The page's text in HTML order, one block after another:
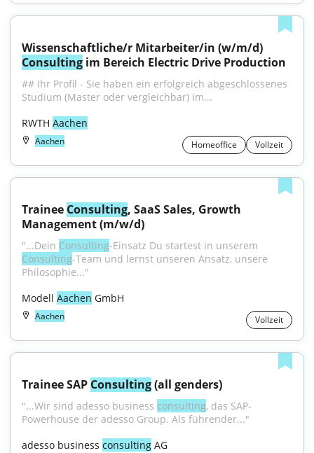
Consulting im Bereich Electric Drive Production
## Ihr Profil - Sie haben ein erfolgreich abgeschlossenes
Studium (Master oder vergleichbar) im...
RWTH Aachen
Aachen Homeoffice Vollzeit
Trainee Consulting, SaaS Sales, Growth
Management (m/w/d)
"...Dein Consulting
Consulting-Team und lernst unseren Ansatz, unsere
Philosophie..."
Modell Aachen GmbH
Aachen Vollzeit
Trainee SAP Consulting (all genders)
"...Wir sind adesso business consulting, das SAP-
Powerhouse der adesso Group. Als führender..."
adesso business consulting AG